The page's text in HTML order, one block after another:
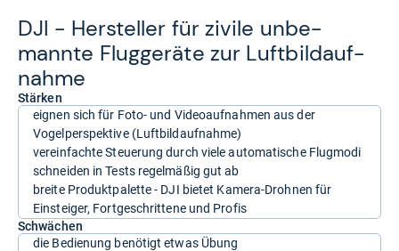
DJI -​ Her­stel­ler für zivile unbe­
mannte Flug­ge­räte zur Luft­bild­auf­
nahme
Stärken
eignen sich für Foto- und Videoaufnahmen aus der
Vogelperspektive (Luftbildaufnahme)
vereinfachte Steuerung durch viele automatische Flugmodi
schneiden in Tests regelmäßig gut ab
breite Produktpalette - DJI bietet Kamera-Drohnen für
Einsteiger, Fortgeschrittene und Profis
Schwächen
die Bedienung benötigt etwas Übung